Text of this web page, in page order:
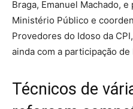
Braga, Emanuel Machado,
Ministério Público e
Provedores do Idoso da
ainda com a participação de
Técnicos de